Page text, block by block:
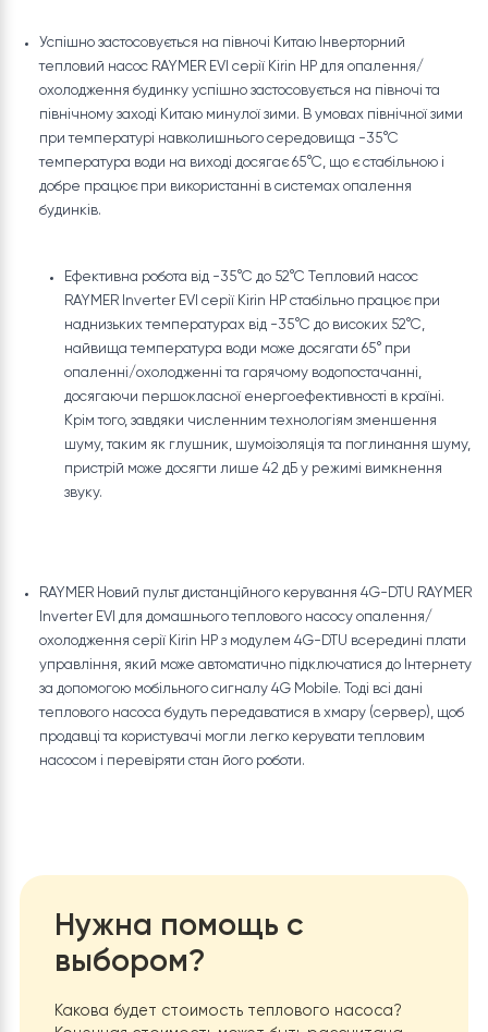
RAYMER просуває на китайському ринку інверторний
тепловий насос Kirin HP серії EVI для опалення/
охолодження будинку -35°C/52℃ на базі інвертора EVI
Про інверторний тепловий насос RAYMER
серії Kirin HP
Успішно застосовується на півночі Китаю Інверторний
тепловий насос RAYMER EVI серії Kirin HP для опалення/
охолодження будинку успішно застосовується на півночі та
північному заході Китаю минулої зими. В умовах північної
при температурі навколишнього середовища -35°C
температура води на виході досягає 65°C, що є стабільною
Ефективна робота від -35°C до 52°C Тепловий насос
RAYMER Inverter EVI серії Kirin HP стабільно працює при
наднизьких температурах від -35°C до високих 52°C,
найвища температура води може досягати 65° при
опаленні/охолодженні та гарячому водопостачанні,
досягаючи першокласної енергоефективності в
RAYMER Новий пульт дистанційного керування 4G-DTU
Inverter EVI для домашнього теплового насосу опалення/